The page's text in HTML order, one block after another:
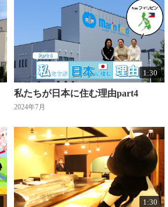
1:30
私たちが日本に住む理由part4
2024年7月
1:30